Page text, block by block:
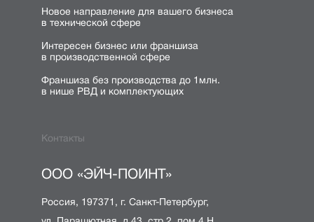
ООО «ЭЙЧ-ПОИНТ»
Россия, 197371, г. Санкт-Петербург,
Контакты
Франшиза без производства до 1млн.
в нише РВД и комплектующих
Интересен бизнес или франшиза
в производственной сфере
Новое направление для вашего бизнеса
в технической сфере